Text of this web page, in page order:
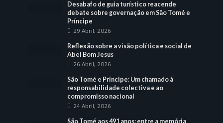
Desabafo de guia turístico reacende
debate sobre governação em São Tomé e
Príncipe
29 Abril, 2026
Reflexão sobre a visão política e social de
Abel Bom Jesus
26 Abril, 2026
São Tomé e Príncipe: Um chamado à
responsabilidade colectiva e ao
compromisso nacional
24 Abril, 2026
São Tomé aos 491 anos: entre a memória